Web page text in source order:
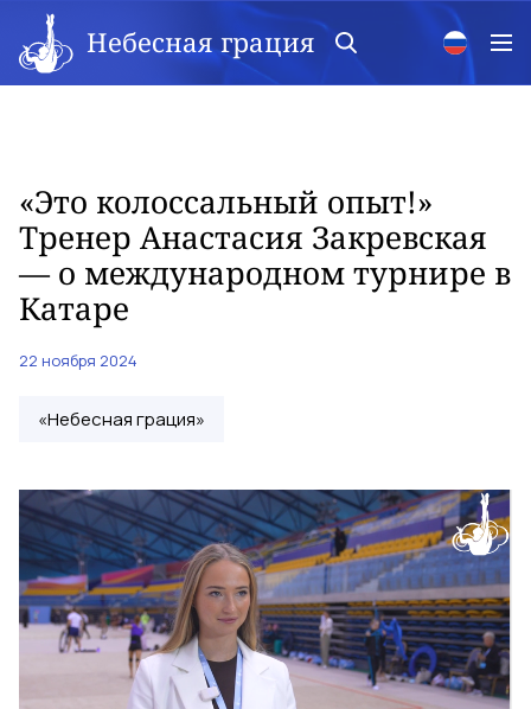
Небесная грация
«Это колоссальный опыт!»
Тренер Анастасия Закревская
— о международном турнире в
Катаре
22 ноября 2024
«Небесная грация»